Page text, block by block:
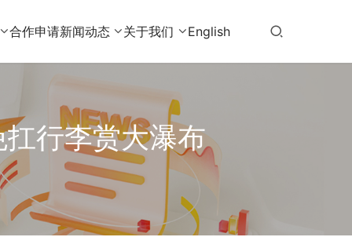
合作申请新闻动态 关于我们 English
行李赏大瀑布